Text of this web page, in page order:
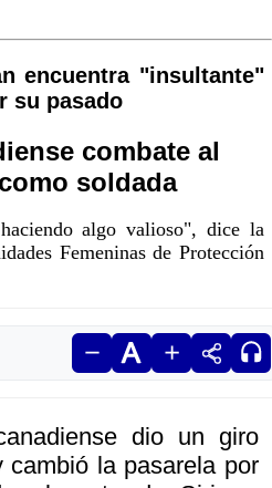
encuentra "insultante"
su pasado
combate al
soldada
algo valioso", dice la
Femeninas de Protección
dio un giro
la pasarela por